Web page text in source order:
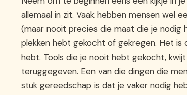
allemaal in zit. Vaak hebben mensen wel
(maar nooit precies die maat die je
plekken hebt gekocht of gekregen. Het is
hebt. Tools die je nooit hebt gekocht,
teruggegeven. Een van die dingen die
stuk gereedschap is dat je vaker nodig